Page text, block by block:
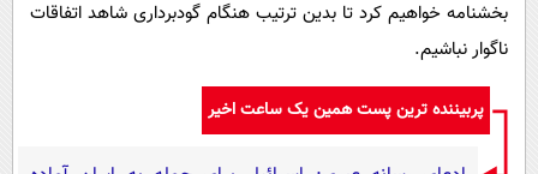
بخشنامه خواهیم کرد تا بدین ترتیب هنگام گودبرداری شاهد اتفاقات
ناگوار نباشیم.
پربیننده ترین پست همین یک ساعت اخیر